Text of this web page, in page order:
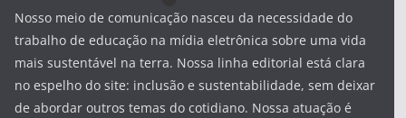
Nosso meio de comunicação nasceu da necessidade do
trabalho de educação na mídia eletrônica sobre uma vida
mais sustentável na terra. Nossa linha editorial está clara
no espelho do site: inclusão e sustentabilidade, sem deixar
de abordar outros temas do cotidiano. Nossa atuação é